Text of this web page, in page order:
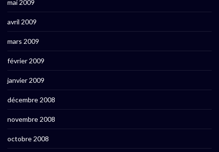
mai 2009
avril 2009
mars 2009
février 2009
janvier 2009
décembre 2008
novembre 2008
octobre 2008